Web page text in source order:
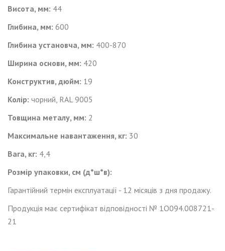
Висота, мм: 44
Глибина, мм: 600
Глибина установча, мм: 400-870
Ширина основи, мм: 420
Конструктив, дюйм: 19
Колір: чорний, RAL 9005
Товщина металу, мм: 2
Максимальне навантаження, кг: 30
Вага, кг: 4,4
Розмір упаковки, см (д*ш*в):
Гарантійний термін експлуатації - 12 місяців з дня продажу.
Продукція має сертифікат відповідності № 1О094.008721-
21